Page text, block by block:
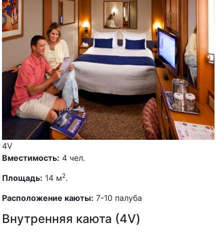
4V
Вместимость: 4 чел.
Площадь: 14 м2.
Расположение каюты: 7-10 палуба
Внутренняя каюта (4V)